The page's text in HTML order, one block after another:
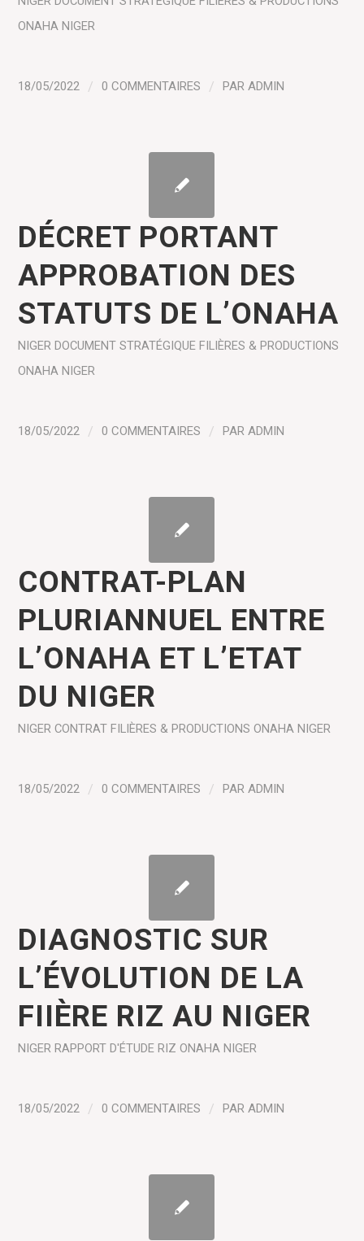
ONAHA NIGER
18/05/2022 / 0 COMMENTAIRES / PARADMIN
DÉCRET PORTANT
APPROBATION DES
STATUTS DE L’ONAHA
NIGER DOCUMENT STRATÉGIQUE FILIÈRES & PRODUCTIONS
ONAHA NIGER
18/05/2022 / 0 COMMENTAIRES / PARADMIN
CONTRAT-PLAN
PLURIANNUEL ENTRE
L’ONAHA ET L’ETAT
DU NIGER
NIGER CONTRAT FILIÈRES & PRODUCTIONS ONAHA NIGER
18/05/2022 / 0 COMMENTAIRES / PARADMIN
DIAGNOSTIC SUR
L’ÉVOLUTION DE LA
FIIÈRE RIZ AU NIGER
NIGER RAPPORT D'ÉTUDE RIZ ONAHA NIGER
18/05/2022 / 0 COMMENTAIRES / PARADMIN